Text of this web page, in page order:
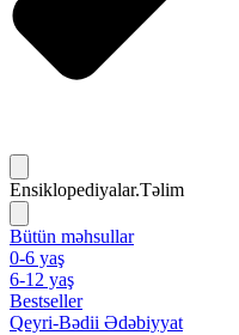
Ensiklopediyalar.Təlim
Bütün məhsullar
0-6 yaş
6-12 yaş
Bestseller
Qeyri-Bədii Ədəbiyyat